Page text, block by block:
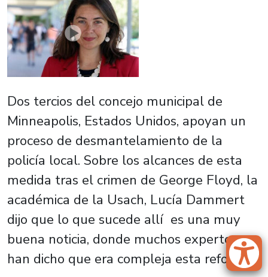
Dos tercios del concejo municipal de
Minneapolis, Estados Unidos, apoyan un
proceso de desmantelamiento de la
policía local. Sobre los alcances de esta
medida tras el crimen de George Floyd, la
académica de la Usach, Lucía Dammert
dijo que lo que sucede allí es una muy
buena noticia, donde muchos expertos
han dicho que era compleja esta reforma.